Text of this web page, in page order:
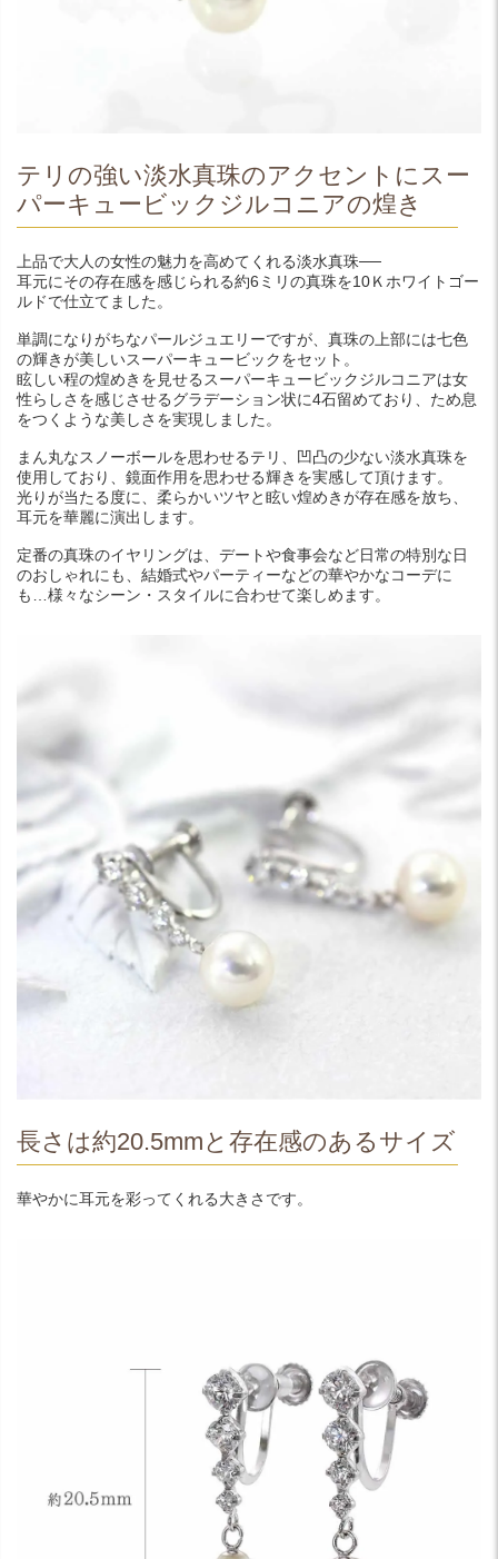
テリの強い淡水真珠のアクセントにスー
パーキュービックジルコニアの煌き
上品で大人の女性の魅力を高めてくれる淡水真珠──
耳元にその存在感を感じられる約6ミリの真珠を10Ｋホワイトゴー
ルドで仕立てました。
単調になりがちなパールジュエリーですが、真珠の上部には七色
の輝きが美しいスーパーキュービックをセット。
眩しい程の煌めきを見せるスーパーキュービックジルコニアは女
性らしさを感じさせるグラデーション状に4石留めており、ため息
をつくような美しさを実現しました。
まん丸なスノーボールを思わせるテリ、凹凸の少ない淡水真珠を
使用しており、鏡面作用を思わせる輝きを実感して頂けます。
光りが当たる度に、柔らかいツヤと眩い煌めきが存在感を放ち、
耳元を華麗に演出します。
定番の真珠のイヤリングは、デートや食事会など日常の特別な日
のおしゃれにも、結婚式やパーティーなどの華やかなコーデに
も…様々なシーン・スタイルに合わせて楽しめます。
長さは約20.5mmと存在感のあるサイズ
華やかに耳元を彩ってくれる大きさです。